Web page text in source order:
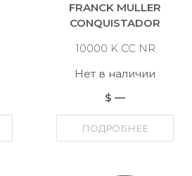
FRANCK MULLER
CONQUISTADOR
10000 K CC NR
Нет в наличии
$ —
ПОДРОБНЕЕ